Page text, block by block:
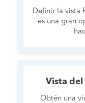
Definir la vista
es una gran
Vista del
Obtén una